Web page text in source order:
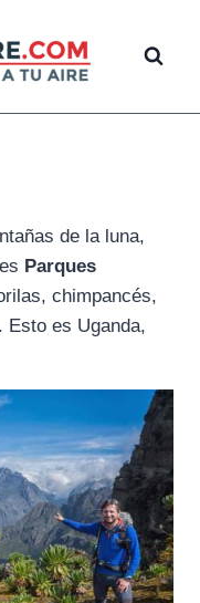
de la luna,
Parques
chimpancés,
Esto es Uganda,